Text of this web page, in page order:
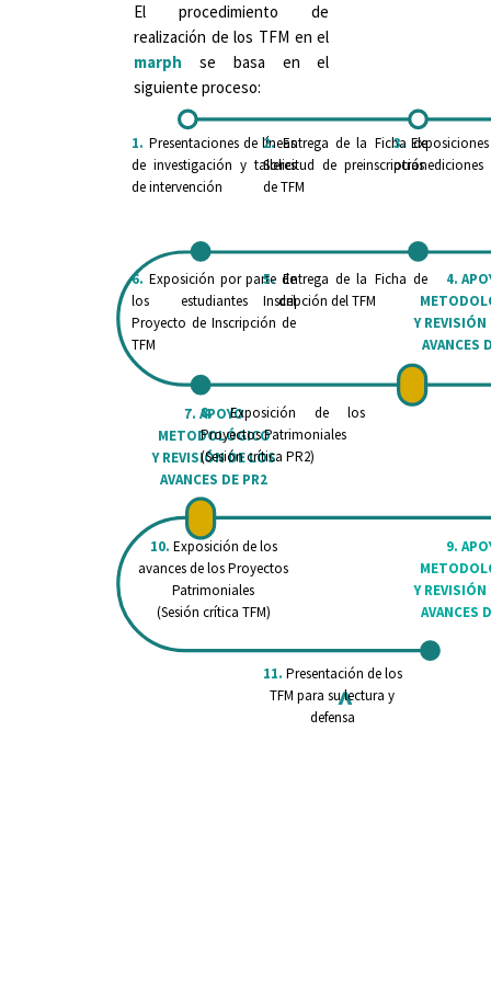
El procedimiento de
realización de los TFM en el
marph se basa en el
siguiente proceso:
^
1. Presentaciones de líneas
de investigación y talleres
de intervención
6. Exposición por parte de
los estudiantes del
Proyecto de Inscripción de
TFM
7. APOYO
METODOLÓGICO
Y REVISIÓN DE LOS
AVANCES DE PR2
2.Entrega de la Ficha de
Solicitud de preinscripción
de TFM
5.Entrega de la Ficha de
Inscripción del TFM
3.
otras ediciones
10. Exposición de los
avances de los Proyectos
Patrimoniales
(Sesión crítica TFM)
9.
Y
AVANCES
4.
Y
AVANCES
11. Presentación de los
TFM para su lectura y
defensa
8.Exposición de los
Proyectos Patrimoniales
(Sesión crítica PR2)